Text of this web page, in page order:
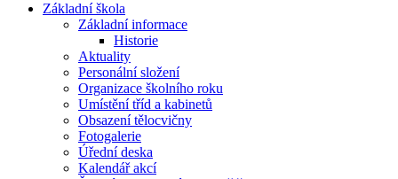
Základní škola
Základní informace
Historie
Aktuality
Personální složení
Organizace školního roku
Umístění tříd a kabinetů
Obsazení tělocvičny
Fotogalerie
Úřední deska
Kalendář akcí